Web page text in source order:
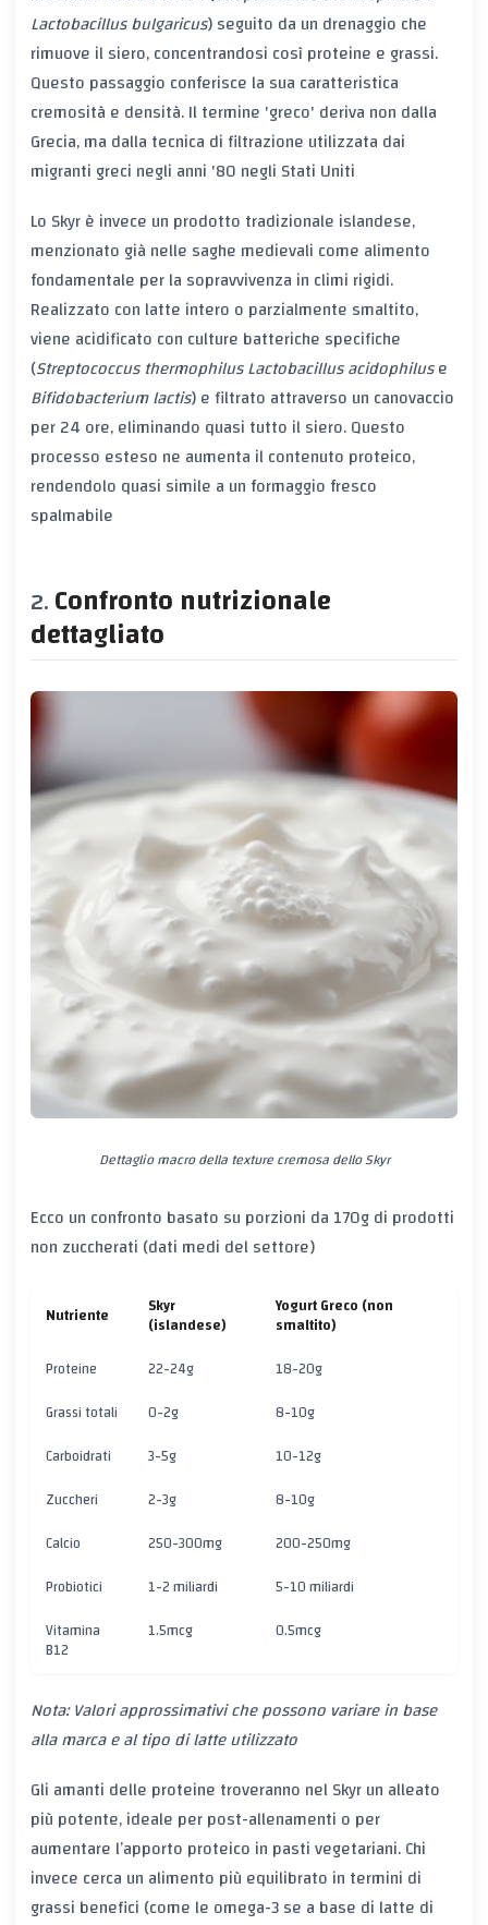
Lactobacillus bulgaricus) seguito da un drenaggio che
rimuove il siero, concentrandosi così proteine e grassi.
Questo passaggio conferisce la sua caratteristica
cremosità e densità. Il termine 'greco' deriva non dalla
Grecia, ma dalla tecnica di filtrazione utilizzata dai
migranti greci negli anni '80 negli Stati Uniti
Lo Skyrè invece un prodotto tradizionale islandese,
menzionato già nelle saghe medievali come alimento
fondamentale per la sopravvivenza in climi rigidi.
Realizzato con latte intero o parzialmente smaltito,
viene acidificato con culture batteriche specifiche
(Streptococcus thermophilusLactobacillus acidophiluse
Bifidobacterium lactis) e filtrato attraverso un canovaccio
per 24 ore, eliminando quasi tutto il siero. Questo
processo esteso ne aumenta il contenuto proteico,
rendendolo quasi simile a un formaggio fresco
spalmabile
Confronto nutrizionale
dettagliato
Dettaglio macro della texture cremosa dello Skyr
Ecco un confronto basato su porzioni da 170g di prodotti
non zuccherati (dati medi del settore)
Nutriente Skyr
(islandese)
Yogurt Greco (non
smaltito)
Proteine
22-24g
18-20g
Grassi totali
0-2g
8-10g
Carboidrati
3-5g
10-12g
Zuccheri
2-3g
8-10g
Calcio
250-300mg
200-250mg
Probiotici
1-2 miliardi
5-10 miliardi
Vitamina
B12
1.5mcg 0.5mcg
Nota: Valori approssimativi che possono variare in base
alla marca e al tipo di latte utilizzato
Gli amanti delle proteine troveranno nel Skyr un alleato
più potente, ideale per post-allenamenti o per
aumentare l’apporto proteico in pasti vegetariani. Chi
invece cerca un alimento più equilibrato in termini di
grassi benefici (come le omega-3 se a base di latte di